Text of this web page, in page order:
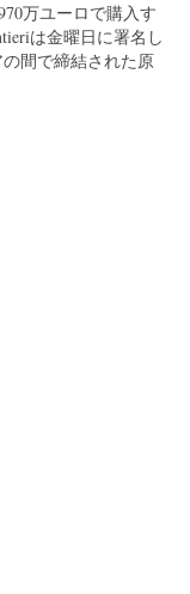
万ユーロで購入す
は金曜日に署名し
間で締結された原